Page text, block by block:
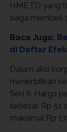
HMETD yang
siaga membeli
Baca Juga:
di Daftar
Dalam aksi
menerbitkan
Seri II. Harga
sebesar Rp 51
maksimal Rp